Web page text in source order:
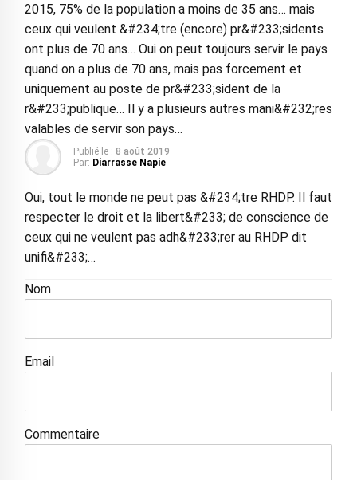
2015, 75% de la population a moins de 35 ans… mais
ceux qui veulent &#234;tre (encore) pr&#233;sidents
ont plus de 70 ans… Oui on peut toujours servir le pays
quand on a plus de 70 ans, mais pas forcement et
uniquement au poste de pr&#233;sident de la
r&#233;publique… Il y a plusieurs autres mani&#232;res
valables de servir son pays…
Publié le : 8 août 2019
Par: Diarrasse Napie
Oui, tout le monde ne peut pas &#234;tre RHDP. Il faut
respecter le droit et la libert&#233; de conscience de
ceux qui ne veulent pas adh&#233;rer au RHDP dit
unifi&#233;…
Nom
Email
Commentaire